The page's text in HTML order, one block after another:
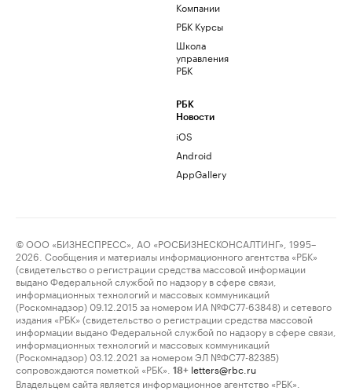
Компании
РБК Курсы
Школа
управления
РБК
РБК
Новости
iOS
Android
AppGallery
© ООО «БИЗНЕСПРЕСС», АО «РОСБИЗНЕСКОНСАЛТИНГ», 1995–
2026. Сообщения и материалы информационного агентства «РБК»
(свидетельство о регистрации средства массовой информации
выдано Федеральной службой по надзору в сфере связи,
информационных технологий и массовых коммуникаций
(Роскомнадзор) 09.12.2015 за номером ИА №ФС77-63848) и сетевого
издания «РБК» (свидетельство о регистрации средства массовой
информации выдано Федеральной службой по надзору в сфере связи,
информационных технологий и массовых коммуникаций
(Роскомнадзор) 03.12.2021 за номером ЭЛ №ФС77-82385)
сопровождаются пометкой «РБК».
18+ letters@rbc.ru
Владельцем сайта является информационное агентство «РБК».